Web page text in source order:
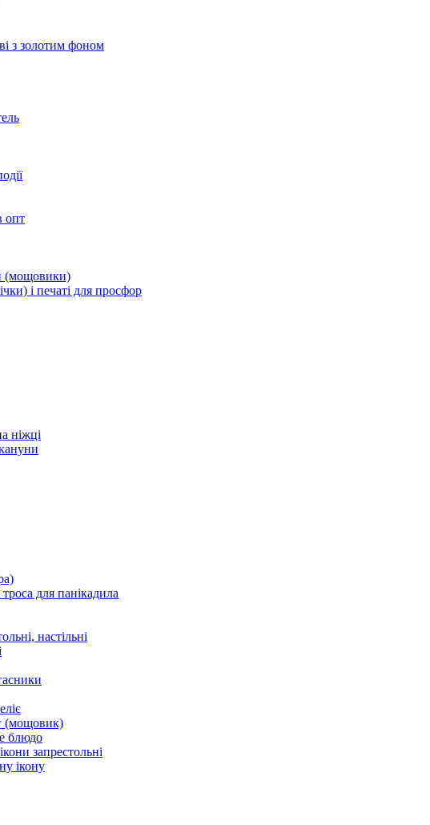
з золотим фоном
опт
(мощовики)
і печаті для просфор
ніжці
для панікадила
настільні
(мощовик)
блюдо
запрестольні
ікону